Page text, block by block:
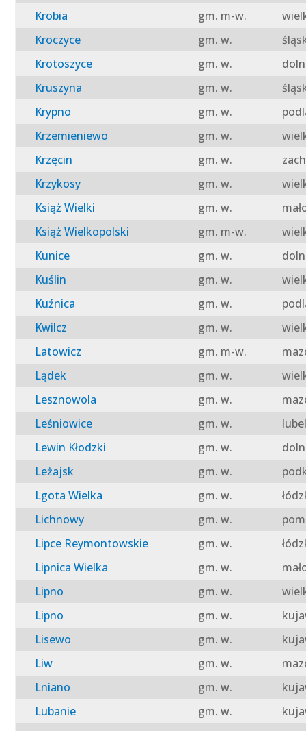
Krobia
gm. m-w.
Kroczyce
gm. w.
Krotoszyce
gm. w.
Kruszyna
gm. w.
Krypno
gm. w.
Krzemieniewo
gm. w.
Krzęcin
gm. w.
Krzykosy
gm. w.
Książ Wielki
gm. w.
Książ Wielkopolski
gm. m-w.
Kunice
gm. w.
Kuślin
gm. w.
Kuźnica
gm. w.
Kwilcz
gm. w.
Latowicz
gm. m-w.
Lądek
gm. w.
Lesznowola
gm. w.
Leśniowice
gm. w.
Lewin Kłodzki
gm. w.
Leżajsk
gm. w.
Lgota Wielka
gm. w.
Lichnowy
gm. w.
Lipce Reymontowskie
gm. w.
Lipnica Wielka
gm. w.
Lipno
gm. w.
Lipno
gm. w.
Lisewo
gm. w.
Liw
gm. w.
Lniano
gm. w.
Lubanie
gm. w.